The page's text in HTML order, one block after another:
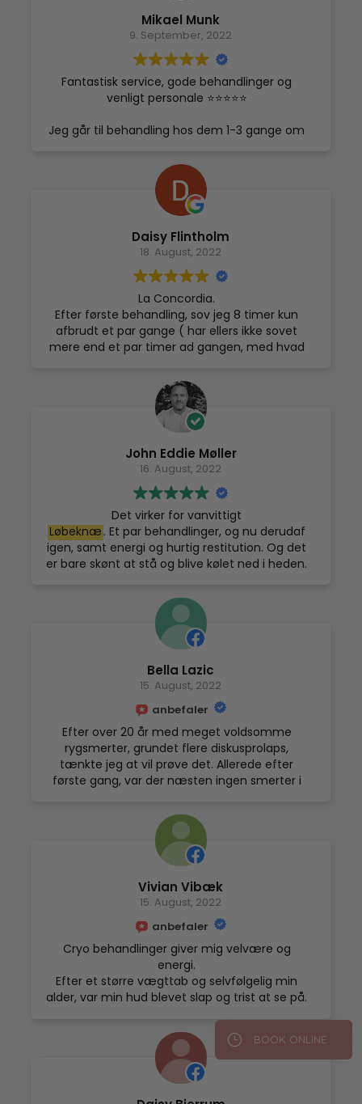
Mikael Munk
9. September, 2022
Fantastisk service, gode behandlinger og
venligt personale ⭐⭐⭐⭐⭐
Jeg går til behandling hos dem 1-3 gange om
med min træning. De sidste to år hvor jeg har
været klient hos dem har jeg absolut kommet
i bedre form end hidtil 💪
Sidste år resulterede det i Guld til et stort
internationalt bodybuilding stævne i Spanien
og skal til EM i år. Cryo er fast inventar i min
process mod konkurrencer nu 🔥
Daisy Flintholm
18. August, 2022
La Concordia.
Efter første behandling, sov jeg 8 timer kun
afbrudt et par gange ( har ellers ikke sovet
mere end et par timer ad gangen, med hvad
som sagt, sov jeg godt og var vildt groggy ,
dagen efter. Her efter 4 behandling kan jeg
sige at jeg, har fået så god søvn at jeg er frisk
og udhvilet hver dag. Min Appelsinhud er på
retræte. Er jo noget vi kvinder godt kan li’.
Ikke mindst kom jeg til skade med begge mine
knæ for et par måneder siden. Og har haft
smerter både når jeg ikke foretog mig noget.
Og især når jeg gik. Men der kan jeg også
mærke en forandring.
Dejligt 🙂
Og i tilgift vil jeg rose personalet.
Fra første dag, har jeg følt mig godt taget
Føler mig i trygge hænder.
Kan varmt anbefale et besøg. 🤗
jeg kommer gerne helt fra Næstved ..
John Eddie Møller
16. August, 2022
Det virker for vanvittigt
Løbeknæ . Et par behandlinger, og nu derudaf
igen, samt energi og hurtig restitution. Og det
er bare skønt at stå og blive kølet ned i heden.
af at komme i eget tøj bagefter og kroppen
summer af velvære, ja tak, siger jeg bare. ;)
Bella Lazic
15. August, 2022
anbefaler
Efter over 20 år med meget voldsomme
rygsmerter, grundet flere diskusprolaps,
tænkte jeg at vil prøve det. Allerede efter
første gang, var der næsten ingen smerter i
pigerne på Klinik La Concordia i Odense❤️
Vivian Vibæk
15. August, 2022
anbefaler
Cryo behandlinger giver mig velvære og
energi.
Efter et større vægttab og selvfølgelig min
alder, var min hud blevet slap og trist at se på.
væsentlig forskel på især min mave.
Behandlingerne har også afhjulpet på min
appelsinhud på lår og strækmærker efter
overvægt og fødsel.
I klinikken er der en afslappet og venlig
} BOOK ONLINE